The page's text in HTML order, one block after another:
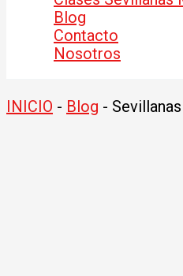
Blog
Contacto
Nosotros
INICIO - Blog -